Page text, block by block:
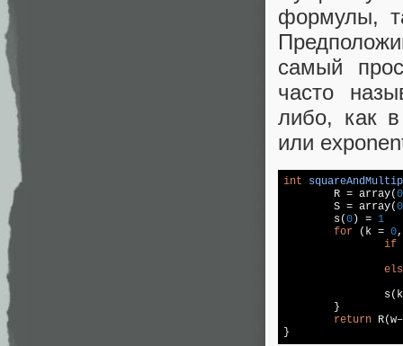
формулы,
самый
часто
либо, как
или
int
	R =
array(
	S =
array(
	s(
0) = 1
for (k = 0
if
return R(w–